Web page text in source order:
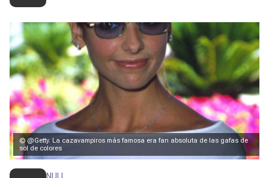
© @Getty. La cazavampiros más famosa era fan absoluta de las gafas de
sol de colores
NULL